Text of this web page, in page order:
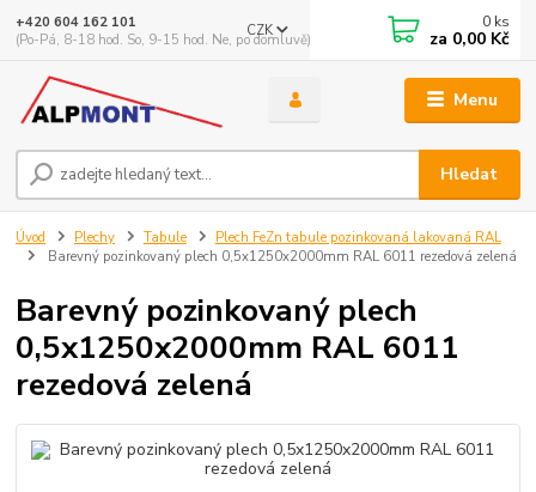
Menu
CZK
Hledat
+420 604 162 101
(Po-Pá, 8-18 hod. So, 9-15 hod. Ne, po domluvě)
0 ks
za 0,00 Kč
Úvod Plechy Tabule
Plech FeZn tabule pozinkovaná lakovaná RAL
Barevný pozinkovaný plech 0,5x1250x2000mm RAL 6011 rezedová zelená
Barevný pozinkovaný plech
0,5x1250x2000mm RAL 6011
rezedová zelená